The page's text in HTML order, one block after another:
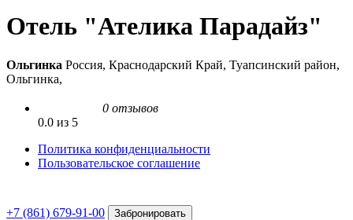
Отель "Ателика Парадайз"
Ольгинка Россия, Краснодарский Край, Туапсинский район,
Ольгинка,
0 отзывов
0.0 из 5
Политика конфиденциальности
Пользовательское соглашение
+7 (861) 679-91-00 Забронировать